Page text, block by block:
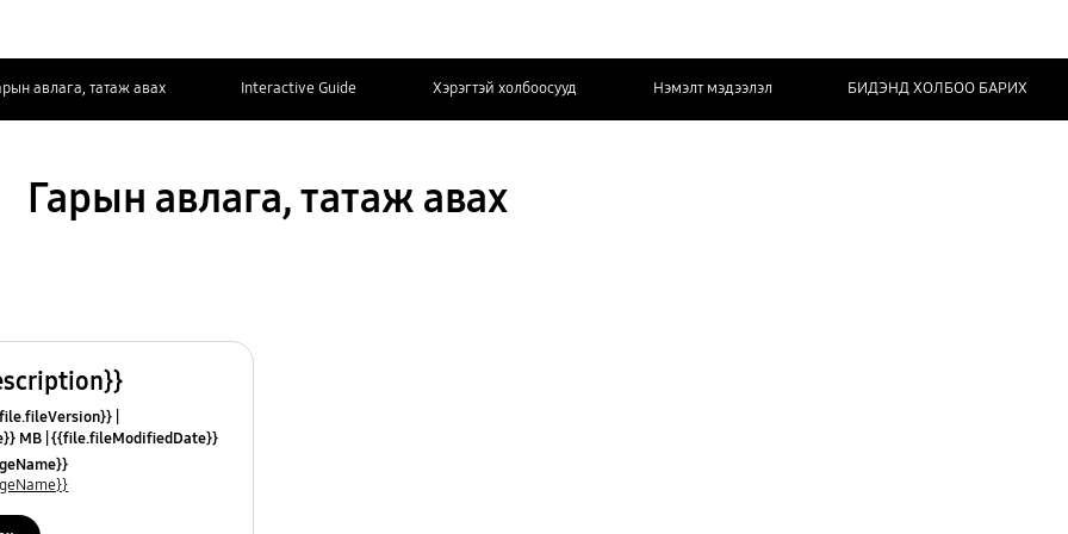
авлага, татаж авах Interactive Guide Хэрэгтэй холбоосууд Нэмэлт мэдээлэл БИДЭНД ХОЛБОО БАРИХ
Гарын авлага, татаж авах
MB {{file.fileModifiedDate}}